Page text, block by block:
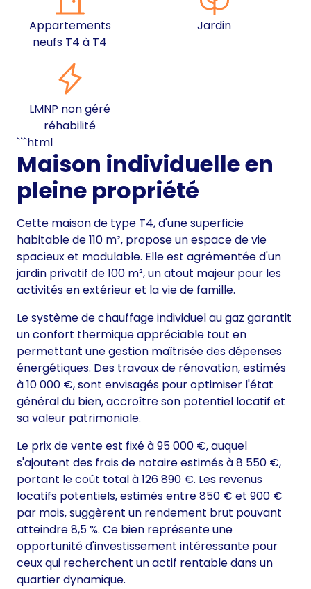
Appartements
neufs T4 à T4
Jardin
LMNP non géré
réhabilité
```html
Maison individuelle en
pleine propriété
Cette maison de type T4, d'une superficie
habitable de 110 m², propose un espace de vie
spacieux et modulable. Elle est agrémentée d'un
jardin privatif de 100 m², un atout majeur pour les
activités en extérieur et la vie de famille.
Le système de chauffage individuel au gaz garantit
un confort thermique appréciable tout en
permettant une gestion maîtrisée des dépenses
énergétiques. Des travaux de rénovation, estimés
à 10 000 €, sont envisagés pour optimiser l'état
général du bien, accroître son potentiel locatif et
sa valeur patrimoniale.
Le prix de vente est fixé à 95 000 €, auquel
s'ajoutent des frais de notaire estimés à 8 550 €,
portant le coût total à 126 890 €. Les revenus
locatifs potentiels, estimés entre 850 € et 900 €
par mois, suggèrent un rendement brut pouvant
atteindre 8,5 %. Ce bien représente une
opportunité d'investissement intéressante pour
ceux qui recherchent un actif rentable dans un
quartier dynamique.